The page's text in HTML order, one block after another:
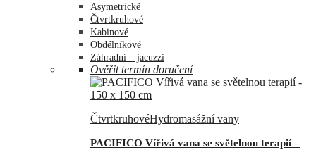
Asymetrické
Čtvrtkruhové
Kabinové
Obdélníkové
Záhradní – jacuzzi
Ověřit termín doručení
ČtvrtkruhovéHydromasážní vany
PACIFICO Vířivá vana se světelnou terapií –